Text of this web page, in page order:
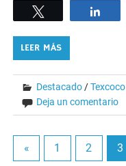
LEER MÁS
Destacado /Texcoco
Deja un comentario
« 1 2 3